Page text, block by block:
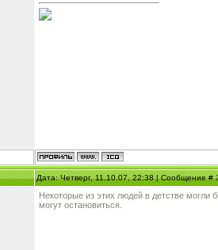
Дата: Четверг, 11.10.07, 22:38 | Сообщение #
Некоторые из этих людей в детстве могли
могут остановиться.